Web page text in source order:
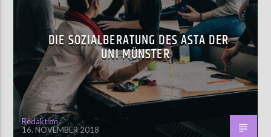
DIE SOZIALBERATUNG DES ASTA DER
UNI MÜNSTER
Redaktion
16. NOVEMBER 2018